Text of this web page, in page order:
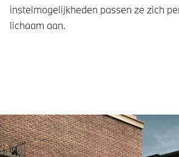
instelmogelijkheden passen ze zich
lichaam aan.